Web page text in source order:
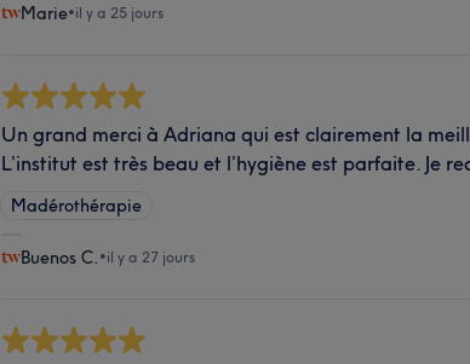
Marie•il y a 25 jours
Un grand merci à Adriana qui est clairement la
L’institut est très beau et l’hygiène est parfaite. Je
Madérothérapie
Buenos C. •il y a 27 jours